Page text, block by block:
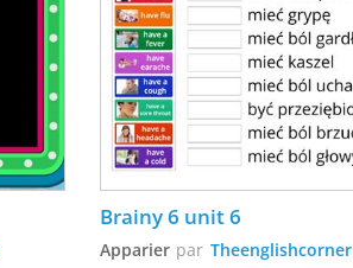
Brainy 6 unit 6
Apparier par Theenglishcorner